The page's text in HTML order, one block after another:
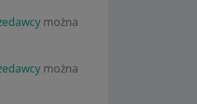
można
można